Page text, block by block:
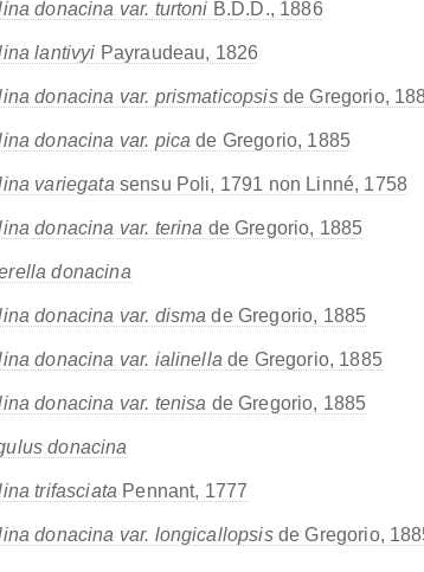
donacina var. turtoni B.D.D., 1886
lantivyi Payraudeau, 1826
donacina var. prismaticopsisde Gregorio,
donacina var. pica de Gregorio, 1885
variegata sensu Poli, 1791 non Linné, 1758
donacina var. terina de Gregorio, 1885
donacina
donacina var. disma de Gregorio, 1885
donacina var. ialinella de Gregorio, 1885
donacina var. tenisa de Gregorio, 1885
donacina
trifasciata Pennant, 1777
donacina var. longicallopsisde Gregorio,